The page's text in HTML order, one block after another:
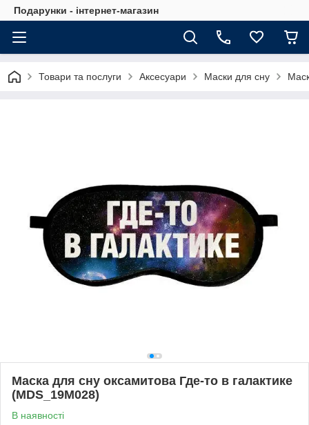
Подарунки - інтернет-магазин
Товари та послуги Аксесуари Маски для сну
Маска для сну оксамитова Где-то в галактике
(MDS_19M028)
В наявності